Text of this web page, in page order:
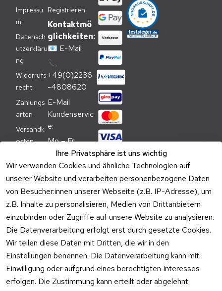
Ihre Privatsphäre ist uns wichtig
Wir verwenden Cookies und ähnliche Technologien auf
unserer Website und verarbeiten personenbezogene Daten
von Besucher:innen unserer Webseite (z.B. IP-Adresse), um
z.B. Inhalte zu personalisieren, Medien von Drittanbietern
einzubinden oder Zugriffe auf unsere Website zu analysieren.
Die Datenverarbeitung erfolgt erst durch gesetzte Cookies.
Wir teilen diese Daten mit Dritten, die wir in den
Einstellungen benennen. Die Datenverarbeitung kann mit
Einwilligung oder aufgrund eines berechtigten Interesses
erfolgen. Die Zustimmung kann erteilt oder abgelehnt
Impressu
m
Datensch
utzerkläru
ng
Widerrufs
recht
Zahlungs
arten
Versandk
osten
nweis
Verpacku
ngshinwei
se
Altgeräte
-
Entsorgu
ng
Vertrag
Registrieren
Kontaktmö
glichkeiten:
📧 E-Mail
📞
+49(0)2236
-4808620
E-Mail
Kundenservic
e:
Mo – Fr
09:00 –
17:00 Uhr
Telefon
Kundenservic
e:
Mo – Fr 11:00
– 15:00 Uhr
Versa
ndpa
rtner